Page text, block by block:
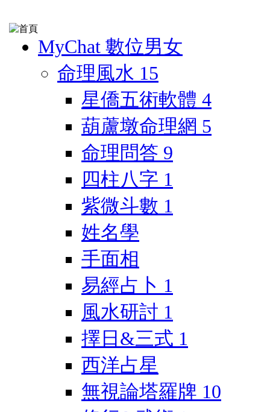
MyChat 數位男女
命理風水 15
星僑五術軟體 4
葫蘆墩命理網 5
命理問答 9
四柱八字 1
紫微斗數 1
姓名學
手面相
易經占卜 1
風水研討 1
擇日&三式 1
西洋占星
無視論塔羅牌 10